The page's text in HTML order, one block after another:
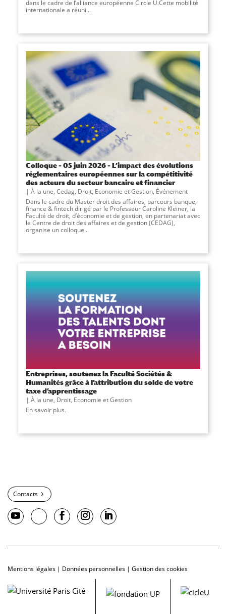
dans le cadre de l’alliance européenne Circle U.Cette mobilité
internationale a réuni...
Colloque – 05 juin 2026 – L’impact des évolutions
réglementaires européennes sur la compétitivité
des acteurs du secteur bancaire et financier
À la une, Cedag, Droit, Economie et Gestion, Événement
Dans le cadre du Master droit des affaires, parcours banque,
finance & fintech dirigé par le Professeur Caroline Kleiner, la
Faculté de droit, d’économie et de gestion, en partenariat avec
le Centre de droit des affaires et de gestion (CEDAG),
organise un colloque...
Entreprises, soutenez la Faculté Sociétés &
Humanités grâce à l’attribution du solde de votre
taxe d’apprentissage
À la une, Droit, Economie et Gestion
En savoir plus.
Contacts
Mentions légales | Données personnelles | Gestion des cookies